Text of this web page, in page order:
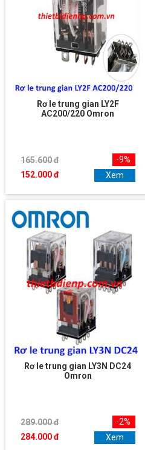
Rơ le trung gian LY2F
AC200/220 Omron
165.600 đ
152.000 đ
-9%
Xem
Rơ le trung gian LY3N DC24
Omron
289.000 đ
284.000 đ
-2%
Xem